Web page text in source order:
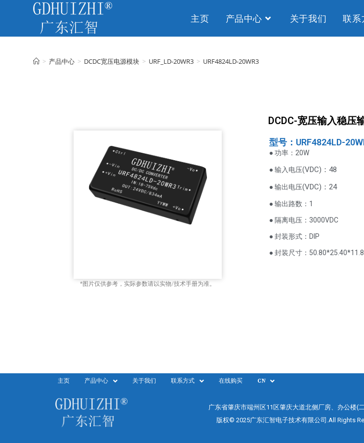
主页 产品中心 关于我们 联系
> 产品中心 > DCDC宽压电源模块 > URF_LD-20WR3 > URF4824LD-20WR3
DCDC-宽压输入稳压
*图片仅供参考，实际参数请以实物/技术手册为准。
型号：URF4824LD-
● 功率：20W
● 输入电压(VDC)：48
● 输出电压(VDC) ：24
● 输出路数：1
● 隔离电压：3000VDC
● 封装形式：DIP
● 封装尺寸：
主页 产品中心 关于我们 联系方式 在线购买 CN
广东省肇庆市端州区11区肇庆大道北侧厂房、办公楼(
版权© 2025广东汇智电子技术有限公司.All Rights